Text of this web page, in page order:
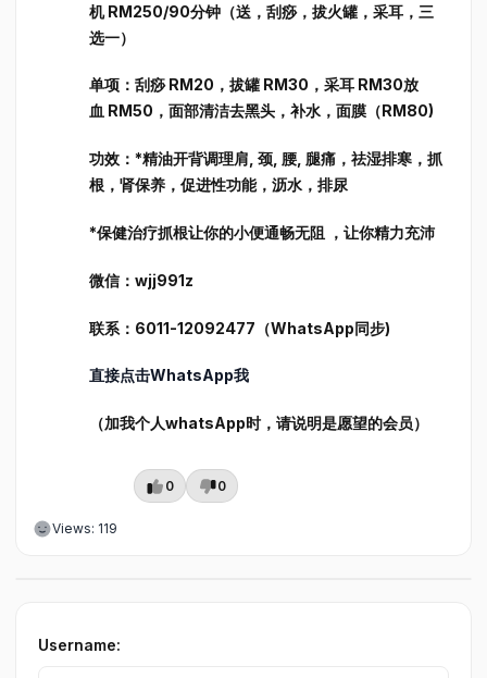
机 RM250/90分钟（送，刮痧，拔火罐，采耳，三
选一）
单项：刮痧 RM20，拔罐 RM30，采耳 RM30放
血 RM50，面部清洁去黑头，补水，面膜（RM80)
功效：*精油开背调理肩, 颈, 腰, 腿痛，祛湿排寒，抓
根，肾保养，促进性功能，沥水，排尿
*保健治疗抓根让你的小便通畅无阻 ，让你精力充沛
微信：wjj991z
联系：6011-12092477（WhatsApp同步)
直接点击WhatsApp我
（加我个人whatsApp时，请说明是愿望的会员）
0 0
Views: 119
Username: